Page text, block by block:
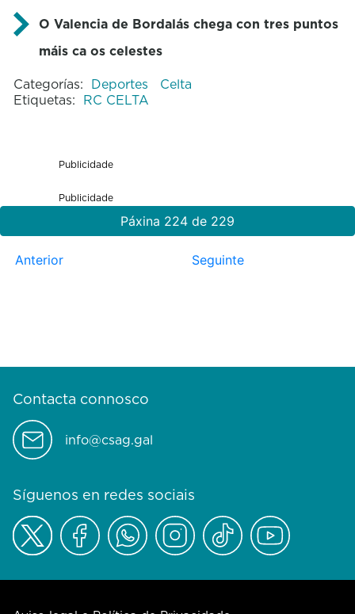
O Valencia de Bordalás chega con tres puntos
máis ca os celestes
Categorías: Deportes
Celta
Etiquetas: RC CELTA
Publicidade
Publicidade
Páxina 224 de 229
Anterior Seguinte
Contacta connosco
info@csag.gal
Síguenos en redes sociais